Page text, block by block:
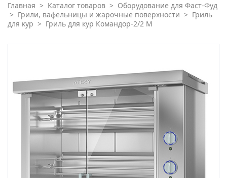
Главная > Каталог товаров > Оборудование для Фаст-Фуд
> Грили, вафельницы и жарочные поверхности > Гриль
для кур > Гриль для кур Командор-2/2 М